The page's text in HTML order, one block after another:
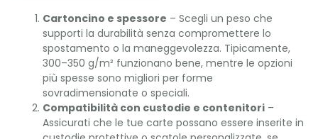
Cartoncino e spessore – Scegli un peso che
supporti la durabilità senza compromettere lo
spostamento o la maneggevolezza. Tipicamente,
300–350 g/m² funzionano bene, mentre le opzioni
più spesse sono migliori per forme
sovradimensionate o speciali.
Compatibilità con custodie e contenitori –
Assicurati che le tue carte possano essere inserite in